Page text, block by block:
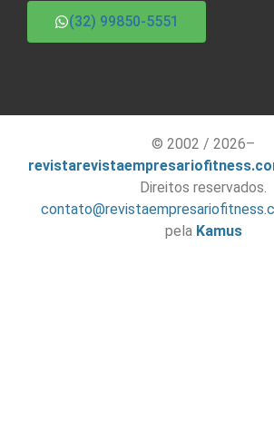
(32) 99850-5551
© 2002 / 2026–
Direitos reservados.
pela Kamus